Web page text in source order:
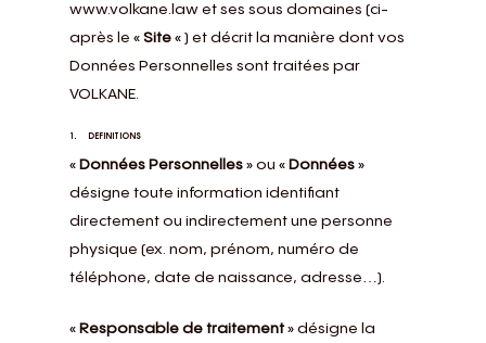
www.volkane.law et ses sous domaines (ci-
après le « Site « ) et décrit la manière dont vos
Données Personnelles sont traitées par
VOLKANE.
1. DEFINITIONS
« Données Personnelles » ou « Données »
désigne toute information identifiant
directement ou indirectement une personne
physique (ex. nom, prénom, numéro de
téléphone, date de naissance, adresse…).
« Responsable de traitement » désigne la